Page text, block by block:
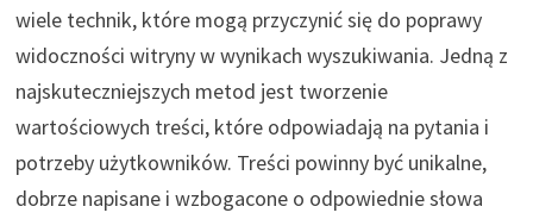
wiele technik, które mogą przyczynić się do poprawy
widoczności witryny w wynikach wyszukiwania. Jedną z
najskuteczniejszych metod jest tworzenie
wartościowych treści, które odpowiadają na pytania i
potrzeby użytkowników. Treści powinny być unikalne,
dobrze napisane i wzbogacone o odpowiednie słowa